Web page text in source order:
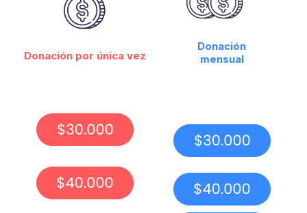
Donación por única vez
Donación
mensual